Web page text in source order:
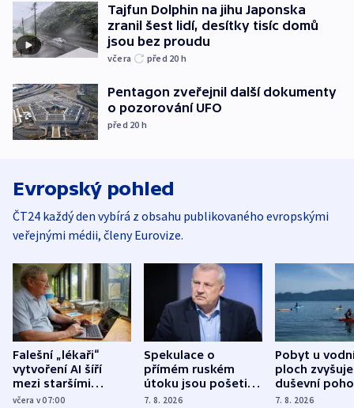
Tajfun Dolphin na jihu Japonska
zranil šest lidí, desítky tisíc domů
jsou bez proudu
včera před 20 h
Pentagon zveřejnil další dokumenty
o pozorování UFO
před 20 h
Evropský pohled
ČT24 každý den vybírá z obsahu publikovaného evropskými
veřejnými médii, členy Eurovize.
Falešní „lékaři“
vytvoření AI šíří
mezi staršími
Poláky nebezpečné
včera v 07:00
Spekulace o
přímém ruském
útoku jsou pošetilé,
míní estonský
7. 8. 2026
Pobyt u
ploch zvyšuje
duševní
ukázala
7. 8. 2026